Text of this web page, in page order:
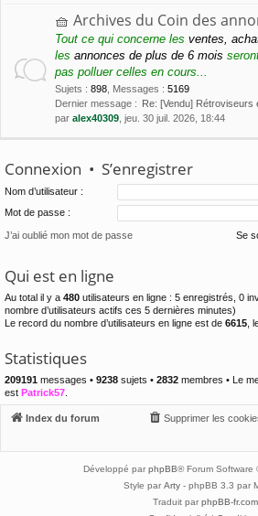
🧺 Archives du Coin des
Tout ce qui concerne les ventes,
les annonces de plus de 6 mois
pas polluer celles en cours...
Sujets : 898 Messages : 5169
Dernier message : Re: [Vendu] Rétroviseurs
par alex40309 , jeu. 30 juil. 2026, 18:44
Connexion • S’enregistrer
Nom d’utilisateur :
Mot de passe :
J’ai oublié mon mot de passe Se
Qui est en ligne
Au total il y a 480 utilisateurs en ligne : 5 enregistrés, 0
nombre d’utilisateurs actifs ces 5 dernières minutes)
Le record du nombre d’utilisateurs en ligne est de 6615 ,
Statistiques
209191 messages • 9238 sujets • 2832 membres • Le
est Patrick57
Index du forum
Supprimer les
Développé par phpBB® Forum Software
Style par Arty - phpBB 3.3 par
Traduit par phpBB-fr.com